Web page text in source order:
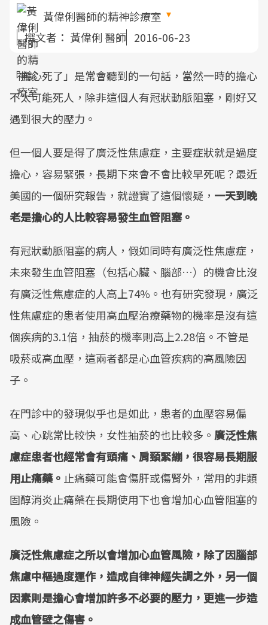
黃偉俐醫師的精神診療室
撰文者： 黃偉俐 醫師 2016-06-23
「擔心死了」是常會聽到的一句話，當然一時的擔心
不太可能死人，除非這個人有冠狀動脈阻塞，剛好又
遇到很大的壓力。
但一個人要是得了廣泛性焦慮症，主要症狀就是過度
擔心，容易緊張，長期下來會不會比較早死呢？最近
美國的一個研究報告，就證實了這個懷疑， 一天到晚
老是擔心的人比較容易發生血管阻塞。
有冠狀動脈阻塞的病人，假如同時有廣泛性焦慮症，
未來發生血管阻塞（包括心臟、腦部…）的機會比沒
有廣泛性焦慮症的人高上74%。也有研究發現，廣泛
性焦慮症的患者使用高血壓治療藥物的機率是沒有這
個疾病的3.1倍，抽菸的機率則高上2.28倍。不管是
吸菸或高血壓，這兩者都是心血管疾病的高風險因
子。
在門診中的發現似乎也是如此，患者的血壓容易偏
高、心跳常比較快，女性抽菸的也比較多。 廣泛性焦
慮症患者也經常會有頭痛、肩頸緊繃，很容易長期服
用止痛藥。 止痛藥可能會傷肝或傷腎外，常用的非類
固醇消炎止痛藥在長期使用下也會增加心血管阻塞的
風險。
廣泛性焦慮症之所以會增加心血管風險，除了因腦部
焦慮中樞過度運作，造成自律神經失調之外，另一個
因素則是擔心會增加許多不必要的壓力，更進一步造
成血管壁之傷害。